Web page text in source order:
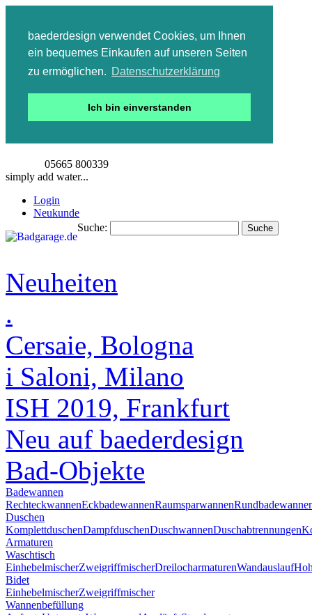
baederdesign verwendet Cookies, um Ihnen
ein bequemes Einkaufen auf unseren Seiten
zu ermöglichen. Datenschutzerklärung
Ich bin einverstanden
05665 800339
simply add water...
Login
Neukunde
Suche:
Suche
Neuheiten
.
Cersaie, Bologna
i Saloni, Milano
ISH 2019, Frankfurt
Neu auf baederdesign
Bad-Objekte
Badewannen
RechteckwannenEckbadewannenRaumsparwannen
Duschen
KomplettduschenDampfduschenDuschwannenDuschabtrennungen
Armaturen
Waschtisch
EinhebelmischerZweigriffmischerDreilocharmaturenWandauslauf
Bidet
EinhebelmischerZweigriffmischer
Wannenbefüllung